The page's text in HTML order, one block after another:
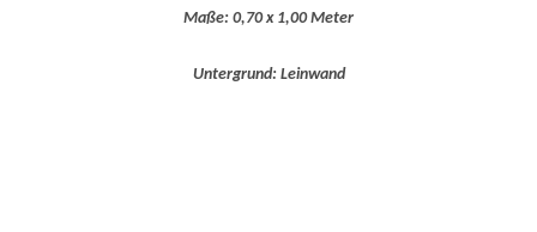
Maße: 0,70 x 1,00 Meter
Untergrund: Leinwand